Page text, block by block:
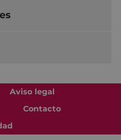
Aviso legal
Contacto